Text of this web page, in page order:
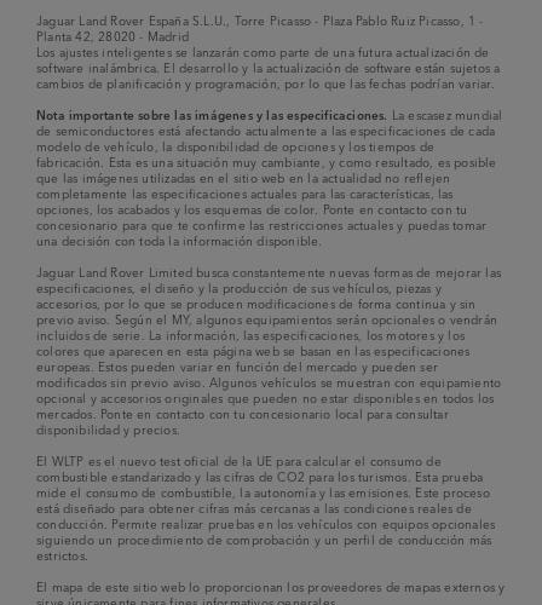
Jaguar Land Rover España S.L.U., Torre Picasso - Plaza Pablo Ruiz Picasso, 1 -
Planta 42, 28020 - Madrid
Los ajustes inteligentes se lanzarán como parte de una futura actualización de
software inalámbrica. El desarrollo y la actualización de software están sujetos a
cambios de planificación y programación, por lo que las fechas podrían variar.
Nota importante sobre las imágenes y las especificaciones. La escasez mundial
de semiconductores está afectando actualmente a las especificaciones de cada
modelo de vehículo, la disponibilidad de opciones y los tiempos de
fabricación. Esta es una situación muy cambiante, y como resultado, es posible
que las imágenes utilizadas en el sitio web en la actualidad no reflejen
completamente las especificaciones actuales para las características, las
opciones, los acabados y los esquemas de color. Ponte en contacto con tu
concesionario para que te confirme las restricciones actuales y puedas tomar
una decisión con toda la información disponible.
Jaguar Land Rover Limited busca constantemente nuevas formas de mejorar las
especificaciones, el diseño y la producción de sus vehículos, piezas y
accesorios, por lo que se producen modificaciones de forma continua y sin
previo aviso. Según el MY, algunos equipamientos serán opcionales o vendrán
incluidos de serie. La información, las especificaciones, los motores y los
colores que aparecen en esta página web se basan en las especificaciones
europeas. Estos pueden variar en función del mercado y pueden ser
modificados sin previo aviso. Algunos vehículos se muestran con equipamiento
opcional y accesorios originales que pueden no estar disponibles en todos los
mercados. Ponte en contacto con tu concesionario local para consultar
disponibilidad y precios.
El WLTP es el nuevo test oficial de la UE para calcular el consumo de
combustible estandarizado y las cifras de CO2 para los turismos. Esta prueba
mide el consumo de combustible, la autonomía y las emisiones. Este proceso
está diseñado para obtener cifras más cercanas a las condiciones reales de
conducción. Permite realizar pruebas en los vehículos con equipos opcionales
siguiendo un procedimiento de comprobación y un perfil de conducción más
estrictos.
El mapa de este sitio web lo proporcionan los proveedores de mapas externos y